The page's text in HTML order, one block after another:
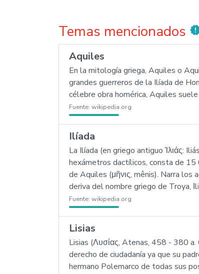
Temas mencionados
Aquiles
En la mitología griega, Aquiles o
grandes guerreros de la Ilíada de
célebre obra homérica, Aquiles
Fuente: wikipedia.org
Ilíada
La Ilíada (en griego antiguo Ἰλιάς:
hexámetros dactílicos, consta de 15
de Aquiles (μῆνις, mênis). Narra
deriva del nombre griego de Troya,
Fuente: wikipedia.org
Lisias
Lisias (Λυσίας, Atenas, 458 - 380
derecho de ciudadanía ya que su
hermano Polemarco de todas sus